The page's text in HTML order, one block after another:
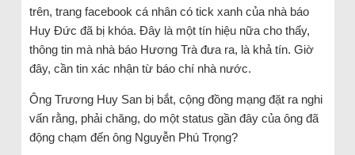
trên, trang facebook cá nhân có tick xanh của nhà báo
Huy Đức đã bị khóa. Đây là một tín hiệu nữa cho thấy,
thông tin mà nhà báo Hương Trà đưa ra, là khả tín. Giờ
đây, cần tin xác nhận từ báo chí nhà nước.
Ông Trương Huy San bị bắt, cộng đồng mạng đặt ra nghi
vấn rằng, phải chăng, do một status gần đây của ông đã
động chạm đến ông Nguyễn Phú Trọng?